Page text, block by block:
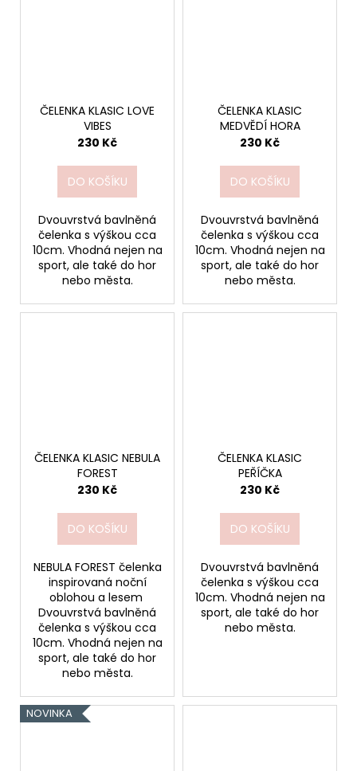
ČELENKA KLASIC LOVE
VIBES
230 Kč
DO KOŠÍKU
Dvouvrstvá bavlněná
čelenka s výškou cca
10cm. Vhodná nejen na
sport, ale také do hor
nebo města.
ČELENKA KLASIC
MEDVĚDÍ HORA
230 Kč
DO KOŠÍKU
Dvouvrstvá bavlněná
čelenka s výškou cca
10cm. Vhodná nejen na
sport, ale také do hor
nebo města.
ČELENKA KLASIC NEBULA
FOREST
230 Kč
DO KOŠÍKU
NEBULA FOREST čelenka
inspirovaná noční
oblohou a lesem
Dvouvrstvá bavlněná
čelenka s výškou cca
10cm. Vhodná nejen na
sport, ale také do hor
nebo města.
ČELENKA KLASIC
PEŘÍČKA
230 Kč
DO KOŠÍKU
Dvouvrstvá bavlněná
čelenka s výškou cca
10cm. Vhodná nejen na
sport, ale také do hor
nebo města.
NOVINKA